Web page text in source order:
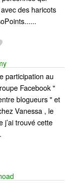
des haricots
participation au
Facebook "
blogueurs " et
Vanessa , le
j’ai trouvé cette